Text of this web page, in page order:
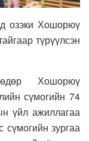
озэки Хошорюү
түрүүлсэн
Хошорюү
сүмогийн 74
үйл ажиллагаа
сүмогийн зургаа